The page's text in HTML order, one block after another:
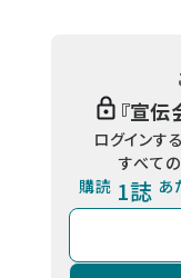
『宣伝
ログインす
すべて
購読 1誌 あ